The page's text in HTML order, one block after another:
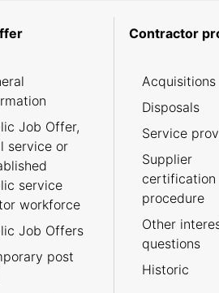
Job Offer,
service or
service
workforce
Job Offers
post
Contractor
Acquisitions
Disposals
Service
Supplier
certification
procedure
Other
questions
Historic